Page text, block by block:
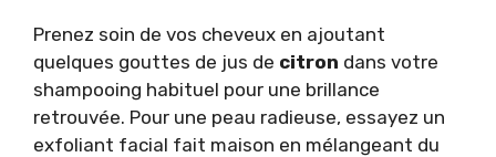
Prenez soin de vos cheveux en ajoutant
quelques gouttes de jus de citron dans votre
shampooing habituel pour une brillance
retrouvée. Pour une peau radieuse, essayez un
exfoliant facial fait maison en mélangeant du